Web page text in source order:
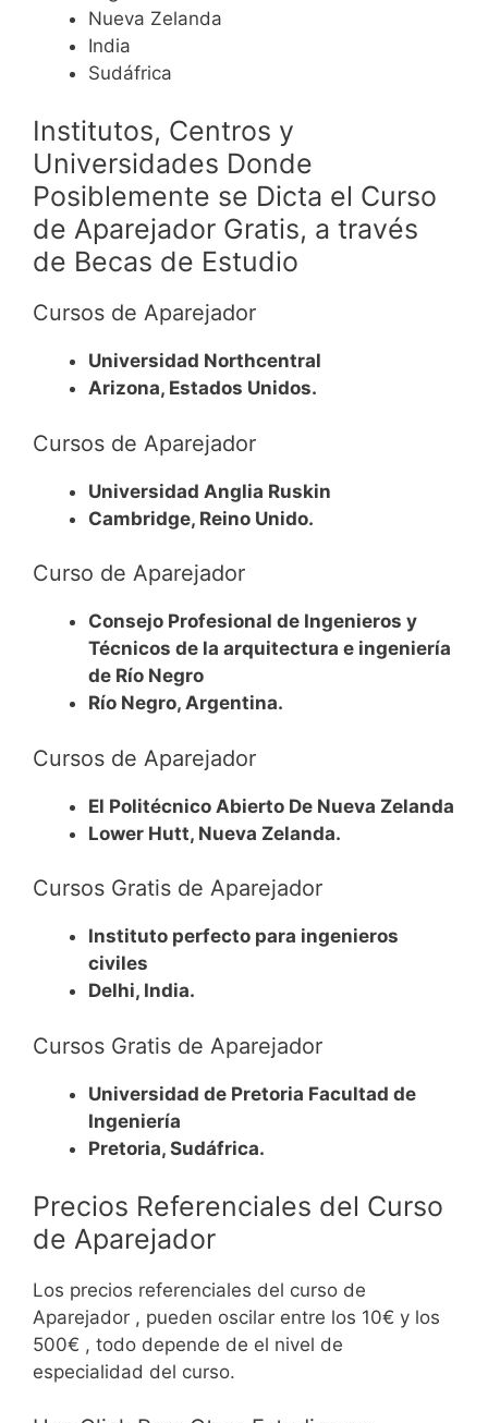
Nueva Zelanda
India
Sudáfrica
Institutos, Centros y
Universidades Donde
Posiblemente se Dicta el Curso
de Aparejador Gratis, a través
de Becas de Estudio
Cursos de Aparejador
Universidad Northcentral
Arizona, Estados Unidos.
Cursos de Aparejador
Universidad Anglia Ruskin
Cambridge, Reino Unido.
Curso de Aparejador
Consejo Profesional de Ingenieros y
Técnicos de la arquitectura e ingeniería
de Río Negro
Río Negro, Argentina.
Cursos de Aparejador
El Politécnico Abierto De Nueva Zelanda
Lower Hutt, Nueva Zelanda.
Cursos Gratis de Aparejador
Instituto perfecto para ingenieros
civiles
Delhi, India.
Cursos Gratis de Aparejador
Universidad de Pretoria Facultad de
Ingeniería
Pretoria, Sudáfrica.
Precios Referenciales del Curso
de Aparejador
Los precios referenciales del curso de
Aparejador , pueden oscilar entre los 10€ y los
500€ , todo depende de el nivel de
especialidad del curso.